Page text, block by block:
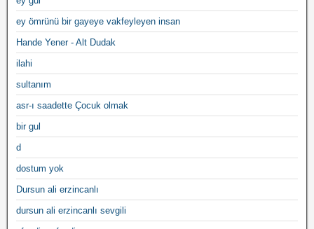
ey ömrünü bir gayeye vakfeyleyen insan
Hande Yener - Alt Dudak
ilahi
sultanım
asr-ı saadette Çocuk olmak
bir gul
d
dostum yok
Dursun ali erzincanlı
dursun ali erzincanlı sevgili